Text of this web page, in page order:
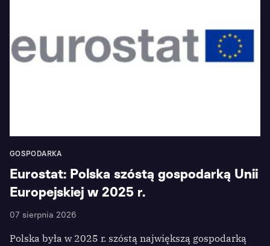
GOSPODARKA
Eurostat: Polska szóstą gospodarką Unii
Europejskiej w 2025 r.
07 sierpnia 2026
Polska była w 2025 r. szóstą największą gospodarką